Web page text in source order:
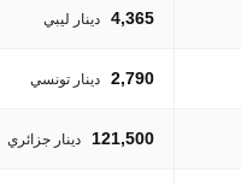
4,365 دينار ليبي
2,790 دينار تونسي
121,500 دينار جزائري